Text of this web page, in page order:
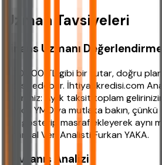
Uzman Tavsiyeleri
Finans Uzmanı
“100.000 TL gibi bir tutar, doğru
altüst edebilir. İhtiyackredisi.com
önerimiz: Aylık taksit toplam
Ayrıca YMO’ya mutlaka bakın,
faiz gösterip masraf ekleyerek aynı
Finansal Veri Analisti Furkan YAKA.
Davranış Analizi